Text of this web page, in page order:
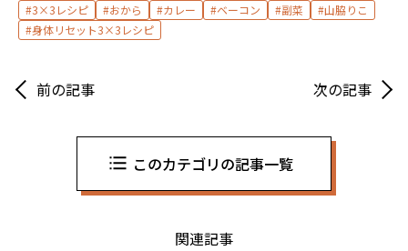
3×3レシピ おから カレー ベーコン 副菜
山脇りこ
身体リセット3×3レシピ
前の記事 次の記事
このカテゴリの記事一覧
関連記事